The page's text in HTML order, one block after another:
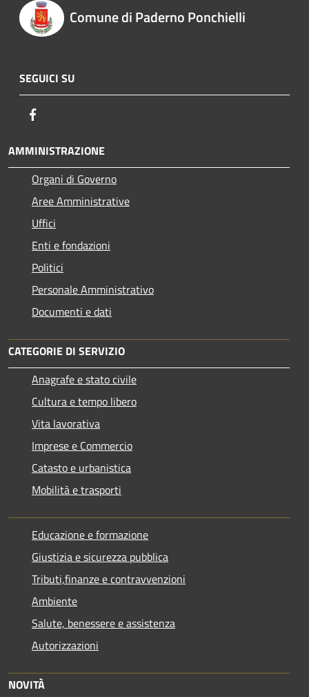
Comune di Paderno Ponchielli
SEGUICI SU
AMMINISTRAZIONE
Organi di Governo
Aree Amministrative
Uffici
Enti e fondazioni
Politici
Personale Amministrativo
Documenti e dati
CATEGORIE DI SERVIZIO
Anagrafe e stato civile
Cultura e tempo libero
Vita lavorativa
Imprese e Commercio
Catasto e urbanistica
Mobilità e trasporti
Educazione e formazione
Giustizia e sicurezza pubblica
Tributi,finanze e contravvenzioni
Ambiente
Salute, benessere e assistenza
Autorizzazioni
NOVITÀ